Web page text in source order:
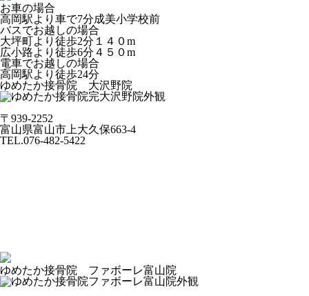
お車の場合
高岡駅より車で7分成美小学校前
バスでお越しの場合
大坪町より徒歩2分１４０m
広小路より徒歩6分４５０m
電車でお越しの場合
高岡駅より徒歩24分
ゆめたか接骨院 大沢野院
〒939-2252
富山県富山市上大久保663-4
TEL.076-482-5422
ゆめたか接骨院 ファボーレ富山院